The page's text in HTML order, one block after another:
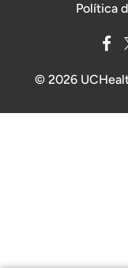
Política
© 2026